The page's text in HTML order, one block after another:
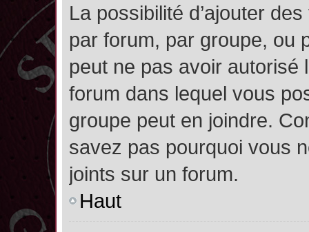
La possibilité d’ajouter
par forum, par groupe, ou
peut ne pas avoir autorisé
forum dans lequel vous
groupe peut en joindre.
savez pas pourquoi vous
joints sur un forum.
Haut